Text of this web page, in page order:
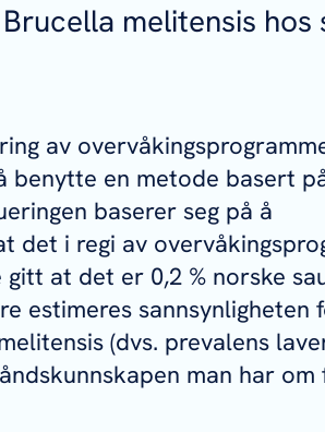
Brucella melitensis hos
av
benytte en metode basert
baserer seg på å
det i regi av
at det er 0,2 % norske
estimeres sannsynligheten
(dvs. prevalens
man har